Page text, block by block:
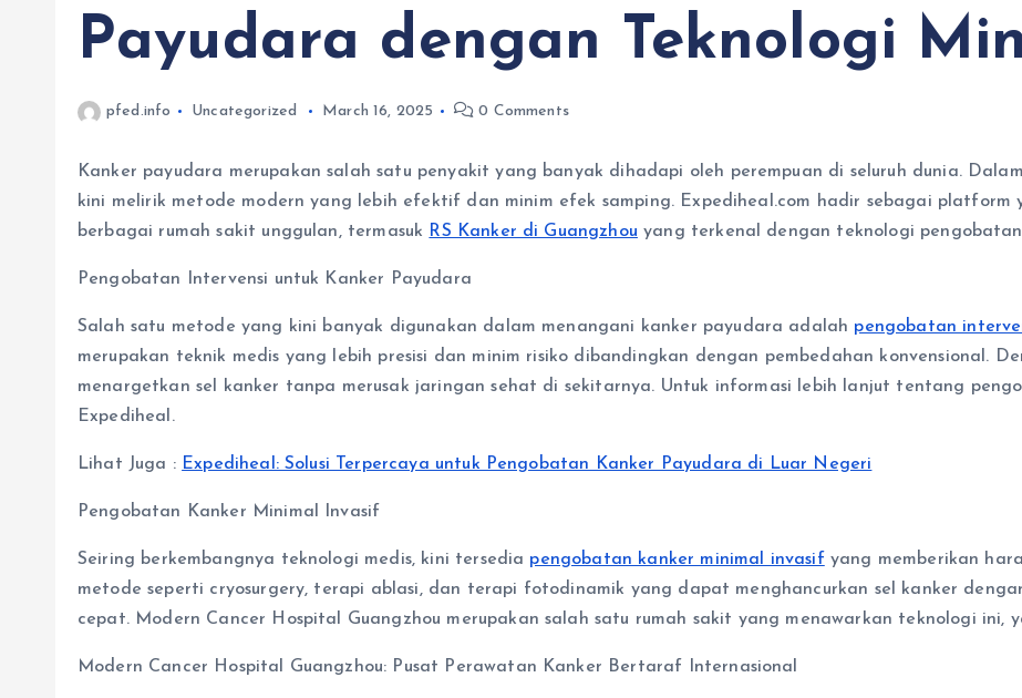
Payudara dengan Teknologi
pfed.info Uncategorized March 16, 2025 0 Comments
Kanker payudara merupakan salah satu penyakit yang banyak dihadapi oleh perempuan di seluruh dunia.
kini melirik metode modern yang lebih efektif dan minim efek samping. Expediheal.com hadir sebagai platform
berbagai rumah sakit unggulan, termasuk RS Kanker di Guangzhou yang terkenal dengan teknologi
Pengobatan Intervensi untuk Kanker Payudara
Salah satu metode yang kini banyak digunakan dalam menangani kanker payudara adalah pengobatan
merupakan teknik medis yang lebih presisi dan minim risiko dibandingkan dengan pembedahan konvensional.
menargetkan sel kanker tanpa merusak jaringan sehat di sekitarnya. Untuk informasi lebih lanjut tentang
Expediheal.
Lihat Juga : Expediheal: Solusi Terpercaya untuk Pengobatan Kanker Payudara di Luar Negeri
Pengobatan Kanker Minimal Invasif
Seiring berkembangnya teknologi medis, kini tersedia pengobatan kanker minimal invasif yang memberikan
metode seperti cryosurgery, terapi ablasi, dan terapi fotodinamik yang dapat menghancurkan sel kanker
cepat. Modern Cancer Hospital Guangzhou merupakan salah satu rumah sakit yang menawarkan teknologi ini,
Modern Cancer Hospital Guangzhou: Pusat Perawatan Kanker Bertaraf Internasional